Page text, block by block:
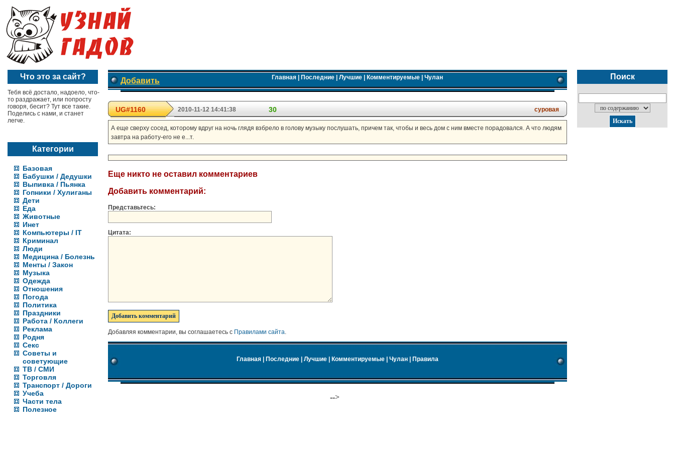
Что это за сайт?
Тебя всё достало, надоело, что-
то раздражает, или попросту
говоря, бесит? Тут все такие.
Поделись с нами, и станет
легче.
Категории
Базовая
Бабушки / Дедушки
Выпивка / Пьянка
Гопники / Хулиганы
Дети
Еда
Животные
Инет
Компьютеры / IT
Криминал
Люди
Медицина / Болезнь
Менты / Закон
Музыка
Одежда
Отношения
Погода
Политика
Праздники
Работа / Коллеги
Реклама
Родня
Секс
Советы и
советующие
ТВ / СМИ
Торговля
Транспорт / Дороги
Учеба
Части тела
Полезное
Добавить Главная| Последние| Лучшие| Комментируемые| Чулан
UG#1160 2010-11-12 14:41:38 30 суровая
А еще сверху сосед, которому вдруг на ночь глядя взбрело в голову музыку послушать, причем так, чтобы и весь дом с ним вместе порадовался. А что людям
завтра на работу-его не е...т.
Еще никто не оставил комментариев
Добавить комментарий:
Представьтесь:
Цитата:
Добавляя комментарии, вы соглашаетесь с Правилами сайта.
Главная Последние Лучшие Комментируемые Чулан Правила
-->
Поиск